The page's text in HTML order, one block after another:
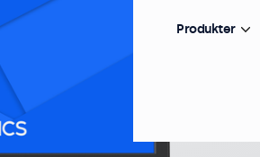
Produkter